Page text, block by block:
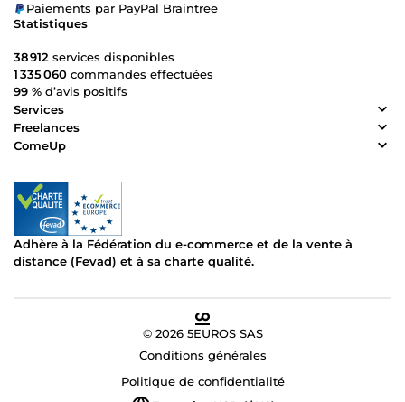
Paiements par PayPal Braintree
Statistiques
38 912 services disponibles
1 335 060 commandes effectuées
99 % d’avis positifs
Services
Freelances
ComeUp
Adhère à la Fédération du e-commerce et de la vente à
distance (Fevad) et à sa charte qualité.
© 2026 5EUROS SAS
Conditions générales
Politique de confidentialité